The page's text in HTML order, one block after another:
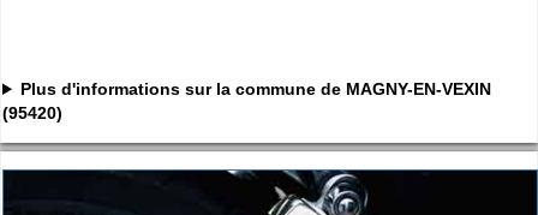
Plus d'informations sur la commune de MAGNY-EN-VEXIN
(95420)